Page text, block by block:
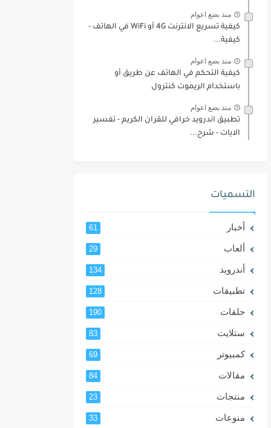
منذ بضع اعوام
كيفية تسريع الانترنت 4G أو WiFi في الهاتف -
كيفية...
منذ بضع اعوام
كيفية التحكم في الهاتف عن طريق أو
باستخدام الريموت كنترول
منذ بضع اعوام
تطبيق اندرويد خرافي للقران الكريم - تفسير
الايات - شرح...
التسميات
أخبار 61
ألعاب 29
أندرويد 134
تطبيقات 128
حلقات 190
ستلايت 83
كمبيوتر 69
مقالات 84
منتجات 23
منوعات 33